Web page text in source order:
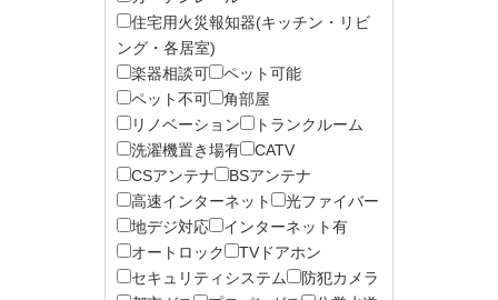
住宅用火災報知器(キッチン・リビ
ング・各居室)
楽器相談可
ペット可能
ペット不可
角部屋
リノベーション
トランクルーム
洗濯機置き場有
CATV
CSアンテナ
BSアンテナ
高速インターネット
光ファイバー
地デジ対応
インターネット有
オートロック
TVドアホン
セキュリティシステム
防犯カメラ